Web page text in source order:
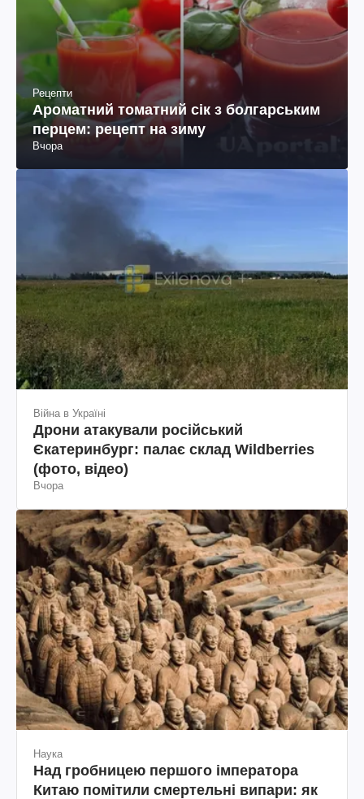
Рецепти
Ароматний томатний сік з болгарським
перцем: рецепт на зиму
Вчора
Війна в Україні
Дрони атакували російський
Єкатеринбург: палає склад Wildberries
(фото, відео)
Вчора
Наука
Над гробницею першого імператора
Китаю помітили смертельні випари: як